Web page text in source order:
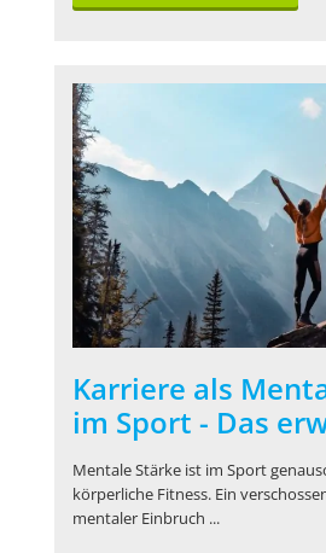
Karriere als
im Sport - Das
Mentale Stärke ist im Sport
körperliche Fitness. Ein
mentaler Einbruch ...